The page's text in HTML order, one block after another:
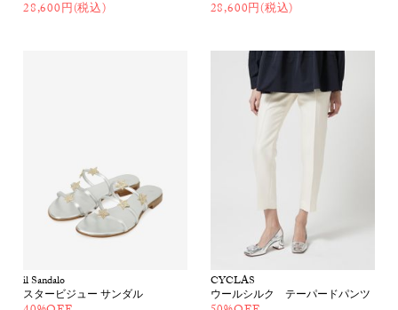
28,600円(税込)
28,600円(税込)
il Sandalo
スタービジュー サンダル
CYCLAS
ウールシルク テーパードパンツ